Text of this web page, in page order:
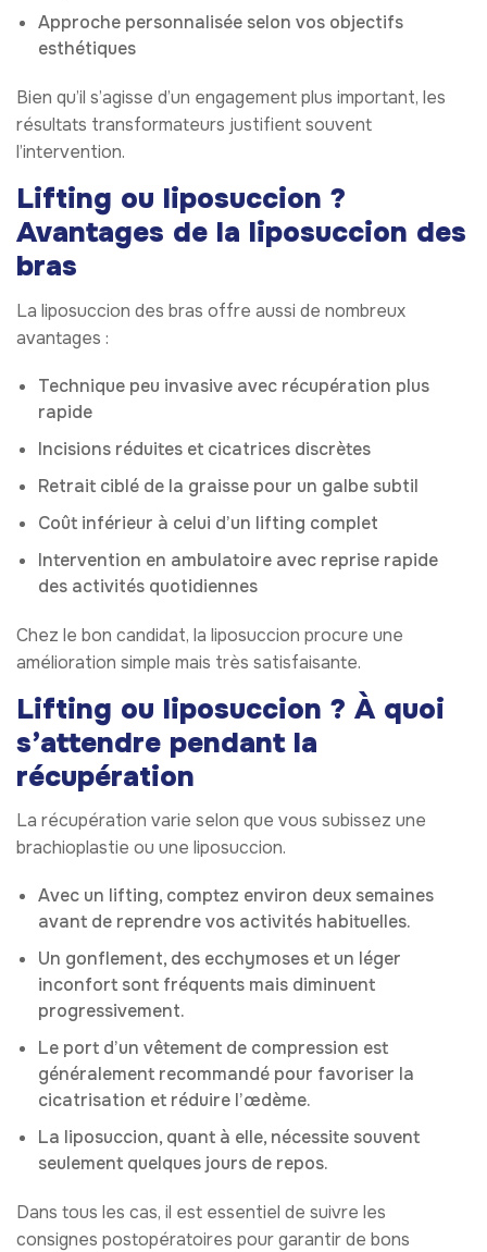
Approche personnalisée selon vos objectifs
esthétiques
Bien qu’il s’agisse d’un engagement plus important, les
résultats transformateurs justifient souvent
l’intervention.
Lifting ou liposuccion ?
Avantages de la liposuccion des
bras
La liposuccion des bras offre aussi de nombreux
avantages :
Technique peu invasive avec récupération plus
rapide
Incisions réduites et cicatrices discrètes
Retrait ciblé de la graisse pour un galbe subtil
Coût inférieur à celui d’un lifting complet
Intervention en ambulatoire avec reprise rapide
des activités quotidiennes
Chez le bon candidat, la liposuccion procure une
amélioration simple mais très satisfaisante.
Lifting ou liposuccion ? À quoi
s’attendre pendant la
récupération
La récupération varie selon que vous subissez une
brachioplastie ou une liposuccion.
Avec un lifting, comptez environ deux semaines
avant de reprendre vos activités habituelles.
Un gonflement, des ecchymoses et un léger
inconfort sont fréquents mais diminuent
progressivement.
Le port d’un vêtement de compression est
généralement recommandé pour favoriser la
cicatrisation et réduire l’œdème.
La liposuccion, quant à elle, nécessite souvent
seulement quelques jours de repos.
Dans tous les cas, il est essentiel de suivre les
consignes postopératoires pour garantir de bons